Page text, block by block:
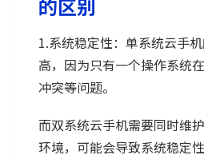
的区别
1.系统稳定性：单系统云手
高，因为只有一个操作系统
冲突等问题。
而双系统云手机需要同时维
环境，可能会导致系统稳定